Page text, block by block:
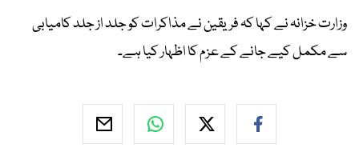
وزارت خزانہ نے کہا کہ فریقین نے مذاکرات کو جلد از جلد کامیابی
سے مکمل کیے جانے کے عزم کا اظہار کیا ہے۔